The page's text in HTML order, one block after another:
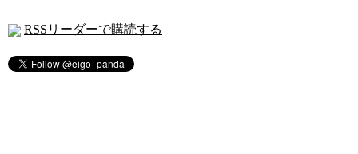
RSSリーダーで購読する